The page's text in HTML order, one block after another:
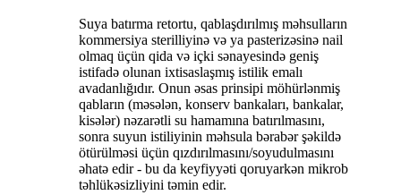
Suya batırma retortu, qablaşdırılmış məhsulların
kommersiya sterilliyinə və ya pasterizəsinə nail
olmaq üçün qida və içki sənayesində geniş
istifadə olunan ixtisaslaşmış istilik emalı
avadanlığıdır. Onun əsas prinsipi möhürlənmiş
qabların (məsələn, konserv bankaları, bankalar,
kisələr) nəzarətli su hamamına batırılmasını,
sonra suyun istiliyinin məhsula bərabər şəkildə
ötürülməsi üçün qızdırılmasını/soyudulmasını
əhatə edir - bu da keyfiyyəti qoruyarkən mikrob
təhlükəsizliyini təmin edir.